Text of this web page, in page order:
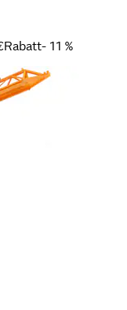
Rabatt- 11 %